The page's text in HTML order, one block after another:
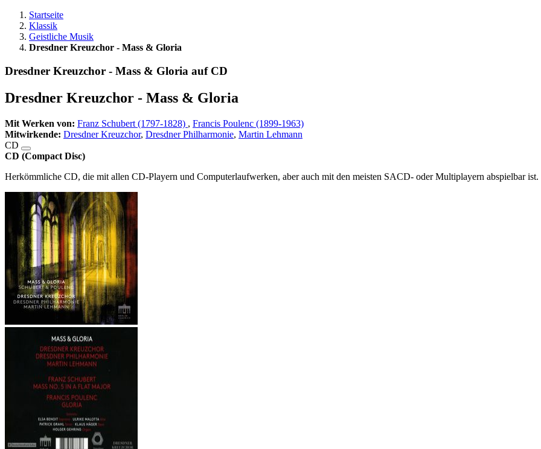
Startseite
Klassik
Geistliche Musik
Dresdner Kreuzchor - Mass & Gloria
Dresdner Kreuzchor - Mass & Gloria auf CD
Dresdner Kreuzchor - Mass & Gloria
Mit Werken von: Franz Schubert (1797-1828) , Francis Poulenc (1899-1963)
Mitwirkende: Dresdner Kreuzchor, Dresdner Philharmonie, Martin Lehmann
CD
CD (Compact Disc)
Herkömmliche CD, die mit allen CD-Playern und Computerlaufwerken, aber auch mit den meisten SACD- oder Multiplayern abspielbar ist.